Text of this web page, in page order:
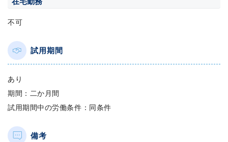
不可
試用期間
あり
期間：二か月間
試用期間中の労働条件：同条件
備考